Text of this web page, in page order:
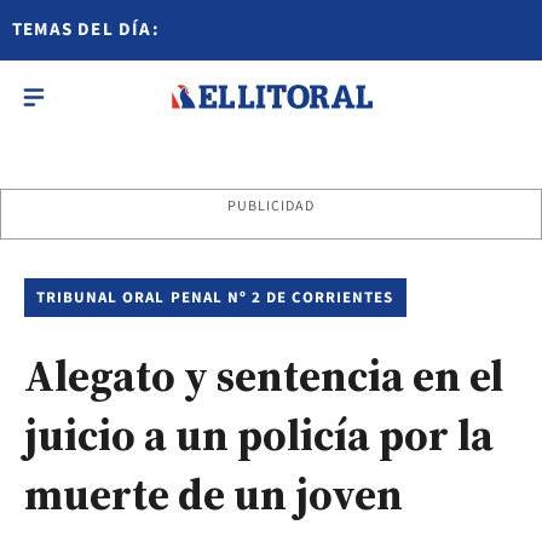
TEMAS DEL DÍA:
PUBLICIDAD
TRIBUNAL ORAL PENAL Nº 2 DE CORRIENTES
Alegato y sentencia en el
juicio a un policía por la
muerte de un joven